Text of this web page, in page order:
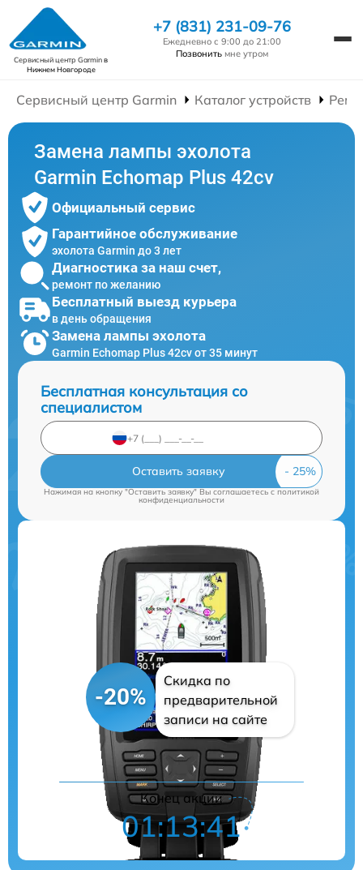
Сервисный центр Garminв
Нижнем Новгороде
+7 (831) 231-09-76
Ежедневно с 9:00 до 21:00
Позвонить мне утром
Сервисный центр Garmin Каталог устройств
Замена лампы эхолота
Garmin Echomap Plus 42cv
Официальный сервис
Гарантийное обслуживание
эхолота Garmin до 3 лет
Диагностика за наш счет,
ремонт по желанию
Бесплатный выезд курьера
в день обращения
Замена лампы эхолота
Garmin Echomap Plus 42cv от 35 минут
Бесплатная консультация со
специалистом
Оставить заявку
Нажимая на кнопку "Оставить заявку" Вы соглашаетесь cполитикой
конфиденциальности
-20%
Скидка по
предварительной
записи на сайте
Конец акции
01:13:40